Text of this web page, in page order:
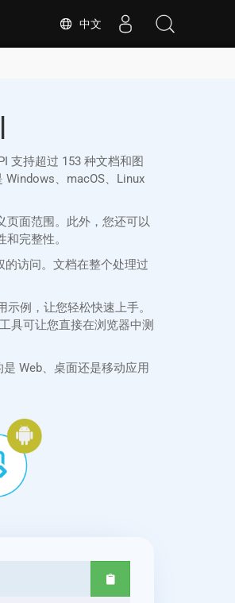
中文
支持超过 153 种文档和图
、macOS、Linux
页面范围。此外，您还可以
完整性。
的访问。文档在整个处理过
例，让您轻松快速上手。
具可让您直接在浏览器中测
Web、桌面还是移动应用